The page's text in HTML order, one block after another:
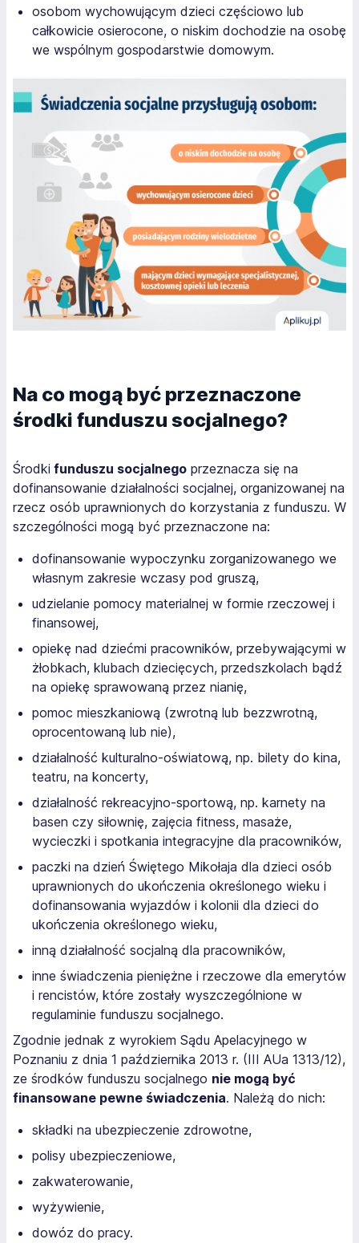
osobom wychowującym dzieci częściowo lub
całkowicie osierocone, o niskim dochodzie na osobę
we wspólnym gospodarstwie domowym.
Na co mogą być przeznaczone
środki funduszu socjalnego?
Środki funduszu socjalnego przeznacza się na
dofinansowanie działalności socjalnej, organizowanej na
rzecz osób uprawnionych do korzystania z funduszu. W
szczególności mogą być przeznaczone na:
dofinansowanie wypoczynku zorganizowanego we
własnym zakresie wczasy pod gruszą,
udzielanie pomocy materialnej w formie rzeczowej i
finansowej,
opiekę nad dziećmi pracowników, przebywającymi w
żłobkach, klubach dziecięcych, przedszkolach bądź
na opiekę sprawowaną przez nianię,
pomoc mieszkaniową (zwrotną lub bezzwrotną,
oprocentowaną lub nie),
działalność kulturalno-oświatową, np. bilety do kina,
teatru, na koncerty,
działalność rekreacyjno-sportową, np. karnety na
basen czy siłownię, zajęcia fitness, masaże,
wycieczki i spotkania integracyjne dla pracowników,
paczki na dzień Świętego Mikołaja dla dzieci osób
uprawnionych do ukończenia określonego wieku i
dofinansowania wyjazdów i kolonii dla dzieci do
ukończenia określonego wieku,
inną działalność socjalną dla pracowników,
inne świadczenia pieniężne i rzeczowe dla emerytów
i rencistów, które zostały wyszczególnione w
regulaminie funduszu socjalnego.
Zgodnie jednak z wyrokiem Sądu Apelacyjnego w
Poznaniu z dnia 1 października 2013 r. (III AUa 1313/12),
ze środków funduszu socjalnego nie mogą być
finansowane pewne świadczenia. Należą do nich:
składki na ubezpieczenie zdrowotne,
polisy ubezpieczeniowe,
zakwaterowanie,
wyżywienie,
dowóz do pracy.